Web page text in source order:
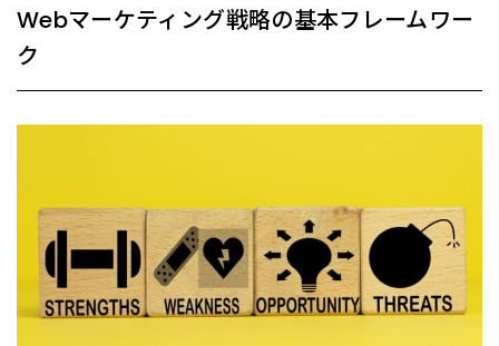
Webマーケティング戦略の基本フレームワー
ク